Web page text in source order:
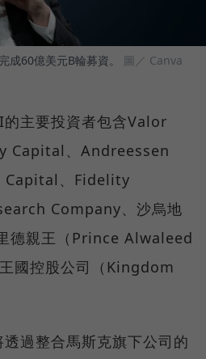
成60億美元B輪募資。 圖／ Canva
主要投資者包含Valor
Capital、Andreessen
Capital、Fidelity
Company、沙烏地
德親王（Prince Alwaleed
國控股公司（Kingdom
過整合馬斯克旗下公司的